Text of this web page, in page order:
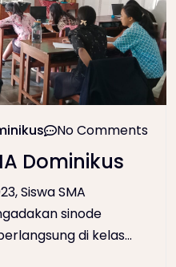
No Comments
Dominikus
Siswa SMA
sinode
di kelas...